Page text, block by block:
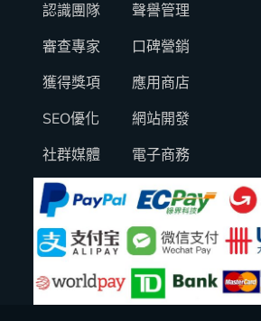
認識團隊
審查專家
獲得獎項
SEO優化
社群媒體
聲譽管理
口碑營銷
應用商店
網站開發
電子商務